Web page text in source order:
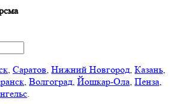
, Саратов, Нижний Новгород, Казань,
, Волгоград, Йошкар-Ола, Пенза,
.